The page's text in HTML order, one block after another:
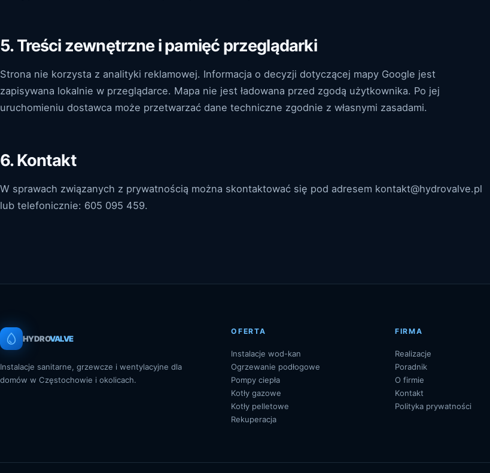
5. Treści zewnętrzne i pamięć przeglądarki
Strona nie korzysta z analityki reklamowej. Informacja o decyzji dotyczącej mapy Google jest
zapisywana lokalnie w przeglądarce. Mapa nie jest ładowana przed zgodą użytkownika. Po jej
uruchomieniu dostawca może przetwarzać dane techniczne zgodnie z własnymi zasadami.
6. Kontakt
W sprawach związanych z prywatnością można skontaktować się pod adresem kontakt@hydrovalve.pl
lub telefonicznie: 605 095 459.
HYDROVALVE
Instalacje sanitarne, grzewcze i wentylacyjne dla
domów w Częstochowie i okolicach.
OFERTA
Instalacje wod-kan
Ogrzewanie podłogowe
Pompy ciepła
Kotły gazowe
Kotły pelletowe
Rekuperacja
FIRMA
Realizacje
Poradnik
O firmie
Kontakt
Polityka prywatności